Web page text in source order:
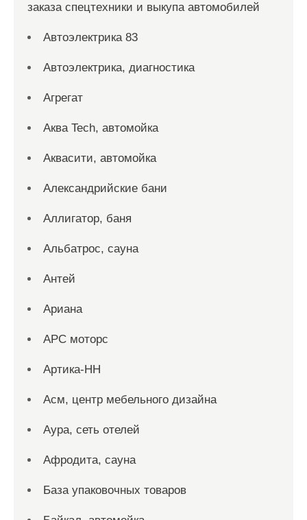
заказа спецтехники и выкупа автомобилей
Автоэлектрика 83
Автоэлектрика, диагностика
Агрегат
Аква Tech, автомойка
Аквасити, автомойка
Александрийские бани
Аллигатор, баня
Альбатрос, сауна
Антей
Ариана
АРС моторс
Артика-НН
Асм, центр мебельного дизайна
Аура, сеть отелей
Афродита, сауна
База упаковочных товаров